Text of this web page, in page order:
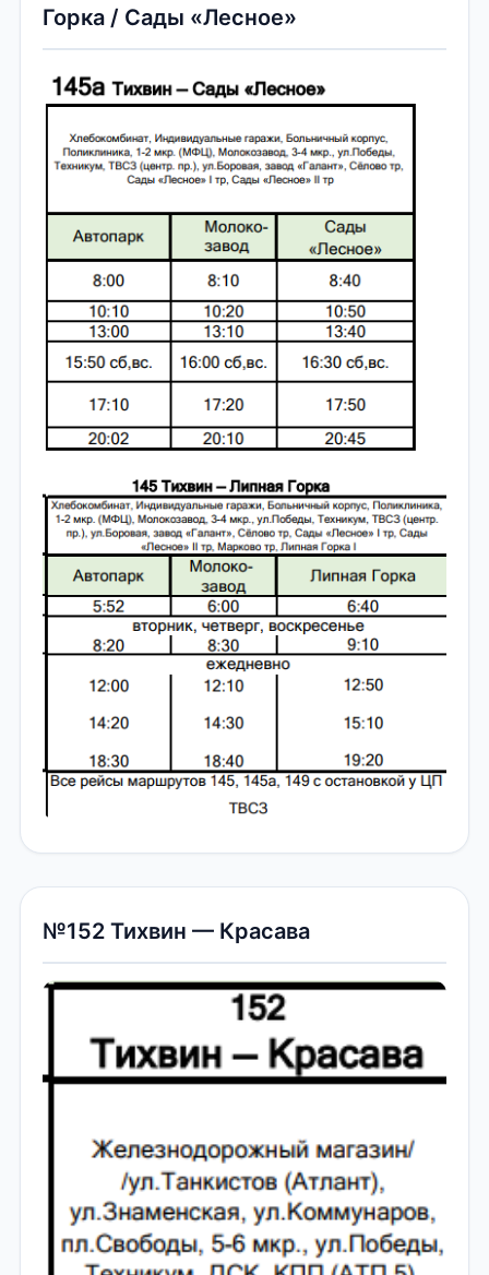
Горка / Сады «Лесное»
№152 Тихвин — Красава